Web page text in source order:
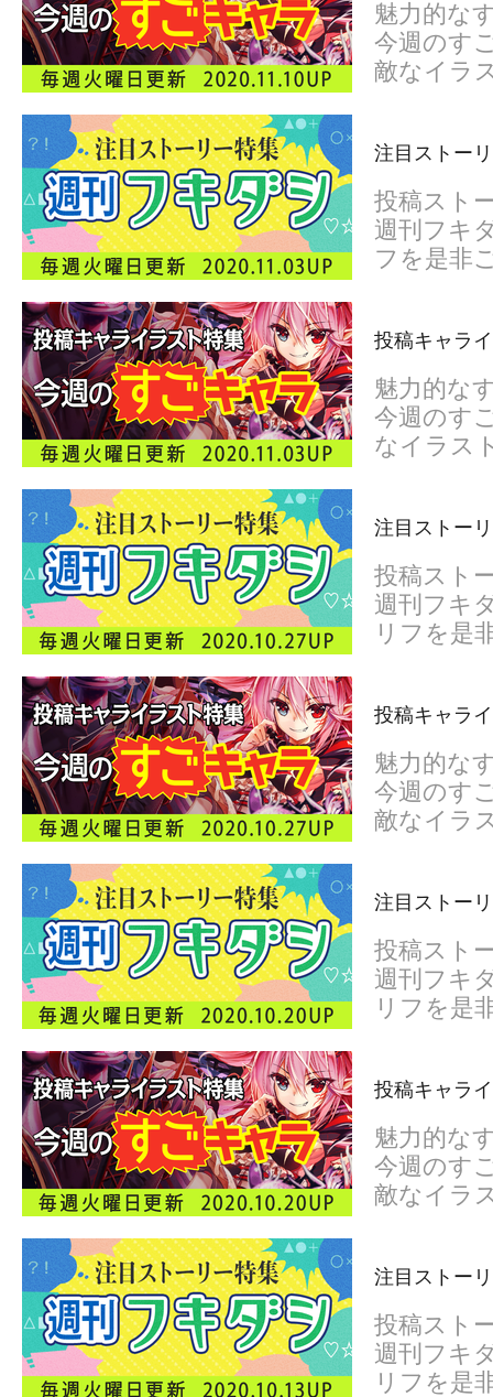
魅力的な
今週のす
敵なイラ
注目ストー
投稿スト
週刊フキ
フを是非
投稿キャラ
魅力的な
今週のす
なイラス
注目ストー
投稿スト
週刊フキ
リフを是
投稿キャラ
魅力的な
今週のす
敵なイラ
注目ストー
投稿スト
週刊フキ
リフを是
投稿キャラ
魅力的な
今週のす
敵なイラ
注目ストー
投稿スト
週刊フキ
リフを是